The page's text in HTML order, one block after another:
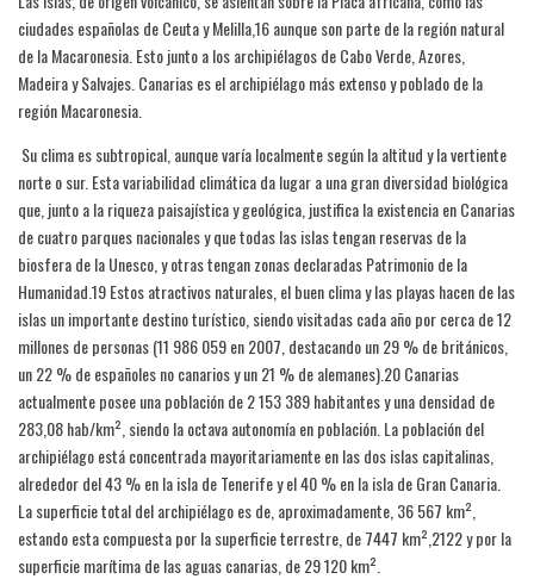
ciudades españolas de Ceuta y Melilla,16​ aunque son parte de la región natural
de la Macaronesia. Esto junto a los archipiélagos de Cabo Verde, Azores,
Madeira y Salvajes. Canarias es el archipiélago más extenso y poblado de la
región Macaronesia.
​ Su clima es subtropical, aunque varía localmente según la altitud y la vertiente
norte o sur. Esta variabilidad climática da lugar a una gran diversidad biológica
que, junto a la riqueza paisajística y geológica, justifica la existencia en Canarias
de cuatro parques nacionales y que todas las islas tengan reservas de la
biosfera de la Unesco, y otras tengan zonas declaradas Patrimonio de la
Humanidad.19​ Estos atractivos naturales, el buen clima y las playas hacen de las
islas un importante destino turístico, siendo visitadas cada año por cerca de 12
millones de personas (11 986 059 en 2007, destacando un 29 % de británicos,
un 22 % de españoles no canarios y un 21 % de alemanes).20​ Canarias
actualmente posee una población de 2 153 389 habitantes​ y una densidad de
283,08 hab/km²,​ siendo la octava autonomía en población. La población del
archipiélago está concentrada mayoritariamente en las dos islas capitalinas,
alrededor del 43 % en la isla de Tenerife y el 40 % en la isla de Gran Canaria.
La superficie total del archipiélago es de, aproximadamente, 36 567 km²,
estando esta compuesta por la superficie terrestre, de 7447 km²,21​22​ y por la
superficie marítima de las aguas canarias, de 29 120 km².​